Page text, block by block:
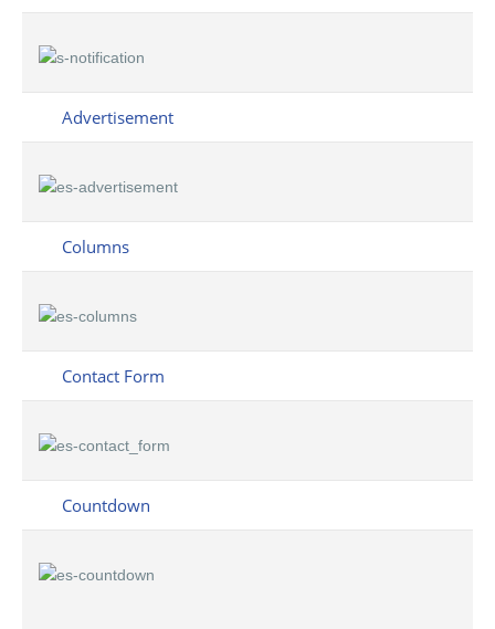
Advertisement
Columns
Contact Form
Countdown